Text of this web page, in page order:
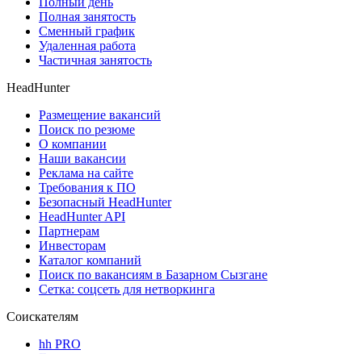
Полная занятость
Сменный график
Удаленная работа
Частичная занятость
HeadHunter
Размещение вакансий
Поиск по резюме
О компании
Наши вакансии
Реклама на сайте
Требования к ПО
Безопасный HeadHunter
HeadHunter API
Партнерам
Инвесторам
Каталог компаний
Поиск по вакансиям в Базарном Сызгане
Сетка: соцсеть для нетворкинга
Соискателям
hh PRO